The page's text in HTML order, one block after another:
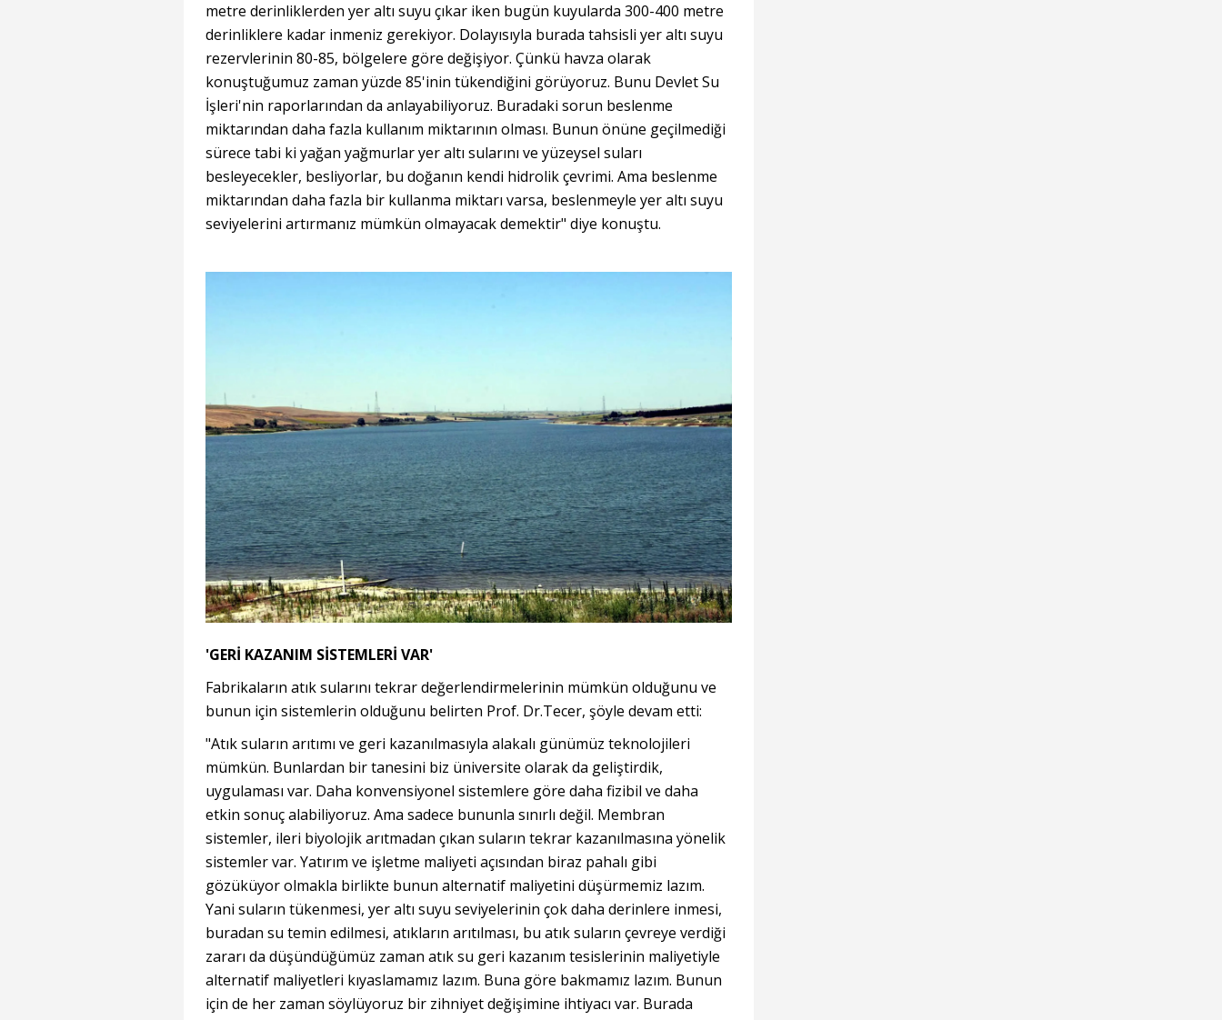
metre derinliklerden yer altı suyu çıkar iken bugün kuyularda 300-400 metre
derinliklere kadar inmeniz gerekiyor. Dolayısıyla burada tahsisli yer altı suyu
rezervlerinin 80-85, bölgelere göre değişiyor. Çünkü havza olarak
konuştuğumuz zaman yüzde 85'inin tükendiğini görüyoruz. Bunu Devlet Su
İşleri'nin raporlarından da anlayabiliyoruz. Buradaki sorun beslenme
miktarından daha fazla kullanım miktarının olması. Bunun önüne geçilmediği
sürece tabi ki yağan yağmurlar yer altı sularını ve yüzeysel suları
besleyecekler, besliyorlar, bu doğanın kendi hidrolik çevrimi. Ama beslenme
miktarından daha fazla bir kullanma miktarı varsa, beslenmeyle yer altı suyu
seviyelerini artırmanız mümkün olmayacak demektir" diye konuştu.
'GERİ KAZANIM SİSTEMLERİ VAR'
Fabrikaların atık sularını tekrar değerlendirmelerinin mümkün olduğunu ve
bunun için sistemlerin olduğunu belirten Prof. Dr.Tecer, şöyle devam etti:
"Atık suların arıtımı ve geri kazanılmasıyla alakalı günümüz teknolojileri
mümkün. Bunlardan bir tanesini biz üniversite olarak da geliştirdik,
uygulaması var. Daha konvensiyonel sistemlere göre daha fizibil ve daha
etkin sonuç alabiliyoruz. Ama sadece bununla sınırlı değil. Membran
sistemler, ileri biyolojik arıtmadan çıkan suların tekrar kazanılmasına yönelik
sistemler var. Yatırım ve işletme maliyeti açısından biraz pahalı gibi
gözüküyor olmakla birlikte bunun alternatif maliyetini düşürmemiz lazım.
Yani suların tükenmesi, yer altı suyu seviyelerinin çok daha derinlere inmesi,
buradan su temin edilmesi, atıkların arıtılması, bu atık suların çevreye verdiği
zararı da düşündüğümüz zaman atık su geri kazanım tesislerinin maliyetiyle
alternatif maliyetleri kıyaslamamız lazım. Buna göre bakmamız lazım. Bunun
için de her zaman söylüyoruz bir zihniyet değişimine ihtiyacı var. Burada